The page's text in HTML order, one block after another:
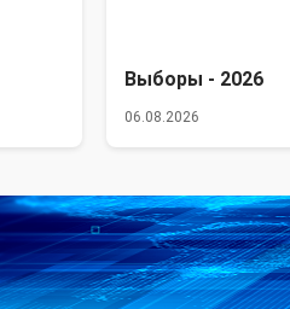
Выборы - 2026
06.08.2026